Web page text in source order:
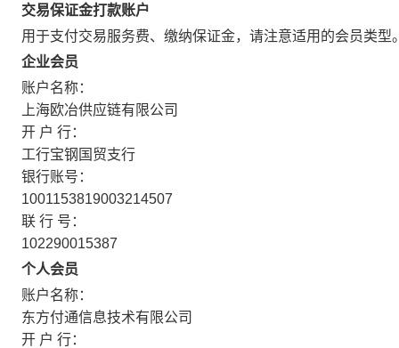
交易保证金打款账户
用于支付交易服务费、缴纳保证金，请注意适用的会员类型
企业会员
账户名称：
上海欧冶供应链有限公司
开 户 行：
工行宝钢国贸支行
银行账号：
1001153819003214507
联 行 号：
102290015387
个人会员
账户名称：
东方付通信息技术有限公司
开 户 行：